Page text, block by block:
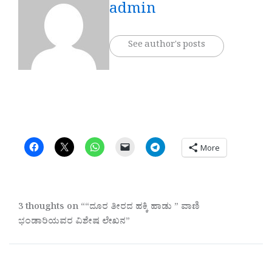
admin
See author's posts
More
3 thoughts on ““ದೂರ ತೀರದ ಹಕ್ಕಿ ಹಾಡು ” ವಾಣಿ
ಭಂಡಾರಿಯವರ ವಿಶೇಷ ಲೇಖನ”